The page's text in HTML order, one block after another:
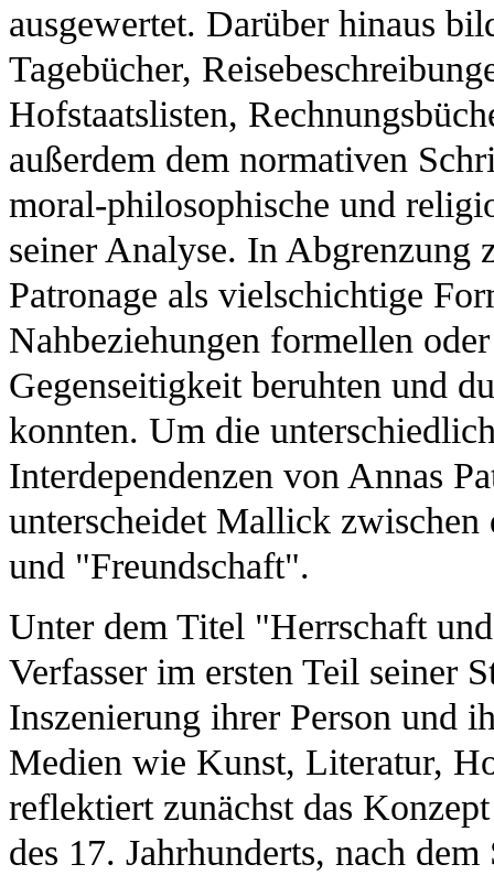
ausgewertet. Darüber hinaus
Tagebücher,
Hofstaatslisten,
außerdem dem normativen
moral-philosophische und
seiner Analyse. In Abgrenzung
Patronage als vielschichtige
Nahbeziehungen formellen
Gegenseitigkeit beruhten und
konnten. Um die
Interdependenzen von Annas
unterscheidet Mallick
und "Freundschaft".
Unter dem Titel "Herrschaft
Verfasser im ersten Teil seiner
Inszenierung ihrer Person und
Medien wie Kunst, Literatur,
reflektiert zunächst das
des 17. Jahrhunderts, nach